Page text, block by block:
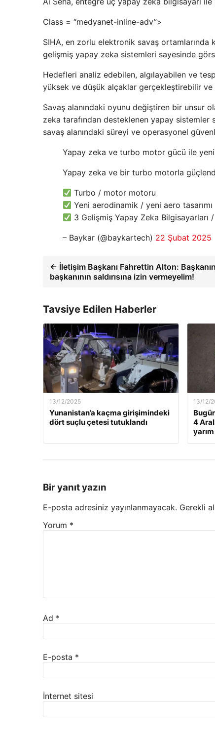
Class = “medyanet-inline-adv”>
SIHA, en zorlu elektronik savaş
gelişmiş yapay zeka sistemleri sayesinde
Hedefleri analiz edebilen, algılayabilen ve
yüksek ve düşük alçaklar gerçekleştirebilir
Savaş alanındaki oyunu değiştiren bir unsur
zeka tarafından desteklenen yapay
savaş alanındaki süreyi ve operasyonel
Yapay zeka ve turbo motor gücü ile yeni
Yapay zeka ve bir turbo motorla
Turbo / motor motoru
Yeni aerodinamik / yeni aero tasarımı
3 Gelişmiş Yapay Zeka
– Baykar (@baykartech) 22 Şubat 2025
← İletişim Başkanı Fahrettin Alton: Başkanın
başkanının saldırısına izin vermeyelim!
Tavsiye Edilen Haberler
13/12/2025
Yunanistan’a kaçma girişimindeki
dört suçlu çetesi tutuklandı
13/12/
4
Bir yanıt yazın
E-posta adresiniz yayınlanmayacak. Gerekli
Yorum *
Ad *
E-posta *
İnternet sitesi